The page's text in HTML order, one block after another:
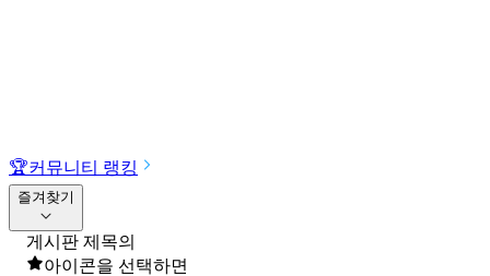
🏆커뮤니티 랭킹
즐겨찾기
게시판 제목의
아이콘을 선택하면